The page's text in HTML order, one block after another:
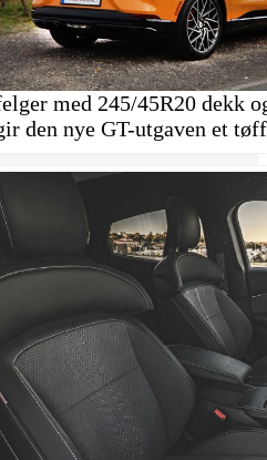
med 245/45R20 dekk
den nye GT-utgaven et